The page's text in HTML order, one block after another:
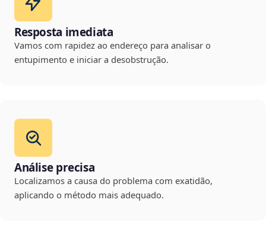
Resposta imediata
Vamos com rapidez ao endereço para analisar o
entupimento e iniciar a desobstrução.
Análise precisa
Localizamos a causa do problema com exatidão,
aplicando o método mais adequado.